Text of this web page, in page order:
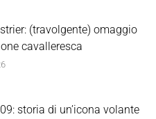
(travolgente) omaggio
cavalleresca
storia di un’icona volante